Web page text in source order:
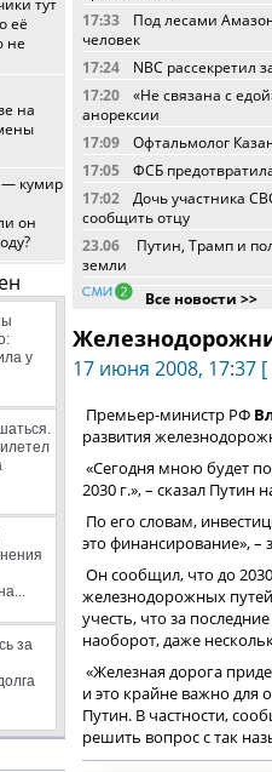
её
не
на
кумир
он
у
за
17:33
Под лесами
человек
17:24
NBC рассекретил
17:20
«Не связана с
анорексии
17:09
Офтальмолог
17:05
ФСБ
17:02
Дочь участника
сообщить отцу
23.06
Путин, Трамп и
земли
Все новости >>
17 июня 2008, 17:37
Премьер-министр РФ
развития
«Сегодня мною будет
2030 г.», – сказал
По его словам,
это финансирование», –
Он сообщил, что до
железнодорожных
учесть, что за
наоборот, даже
«Железная дорога
и это крайне важно для
Путин. В частности,
решить вопрос с так